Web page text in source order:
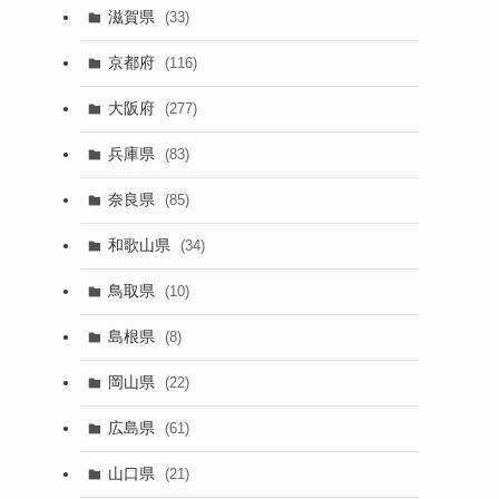
滋賀県 (33)
京都府 (116)
大阪府 (277)
兵庫県 (83)
奈良県 (85)
和歌山県 (34)
鳥取県 (10)
島根県 (8)
岡山県 (22)
広島県 (61)
山口県 (21)